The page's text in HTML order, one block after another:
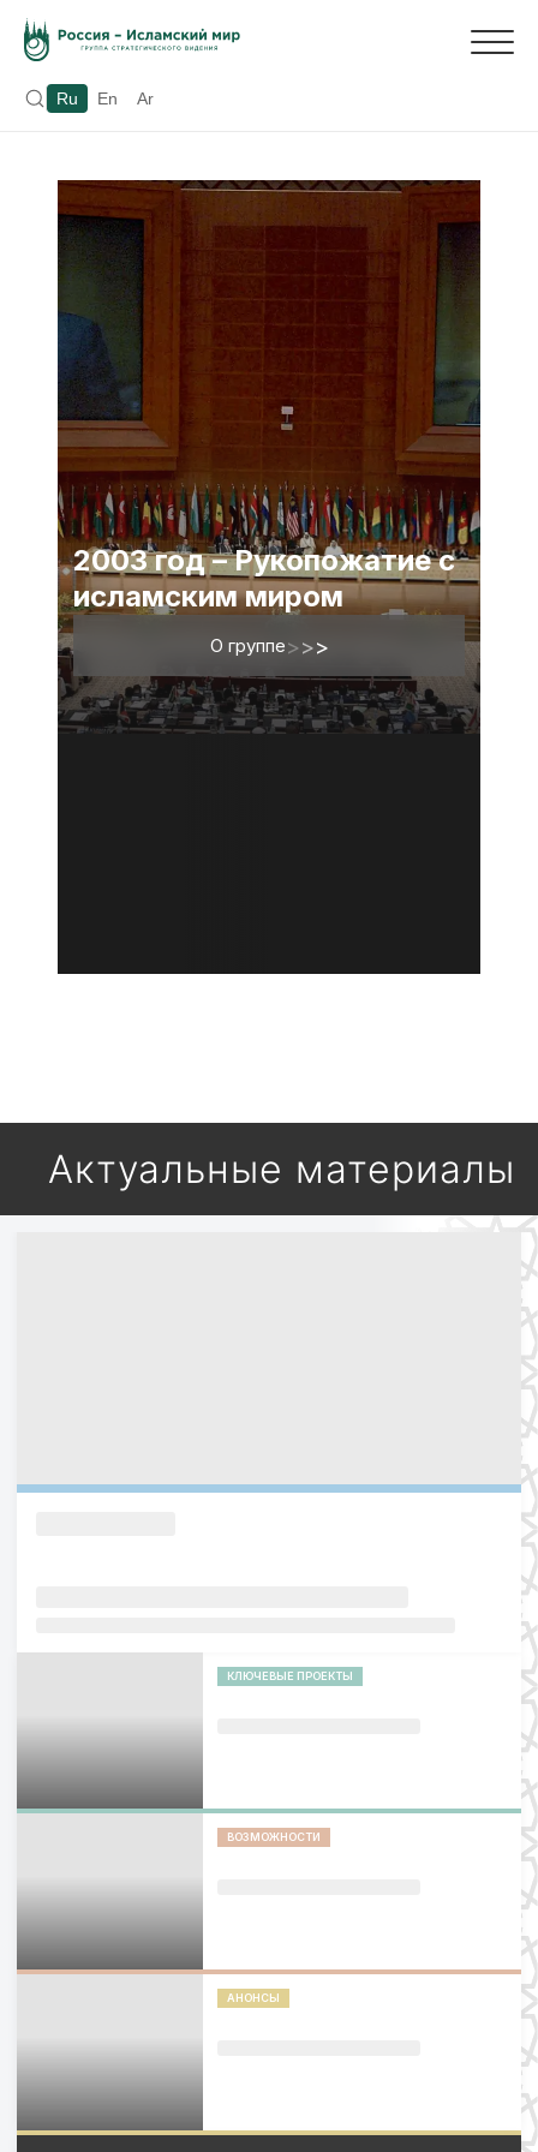
Ru En Ar
2003 год – Рукопожатие с
исламским миром
О группе>>>
Актуальные материалы
КЛЮЧЕВЫЕ ПРОЕКТЫ
ВОЗМОЖНОСТИ
АНОНСЫ